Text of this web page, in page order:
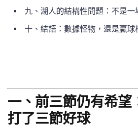
九、湖人的結構性問題：不是一
十、結語：數據怪物，還是贏球
一、前三節仍有希望
打了三節好球